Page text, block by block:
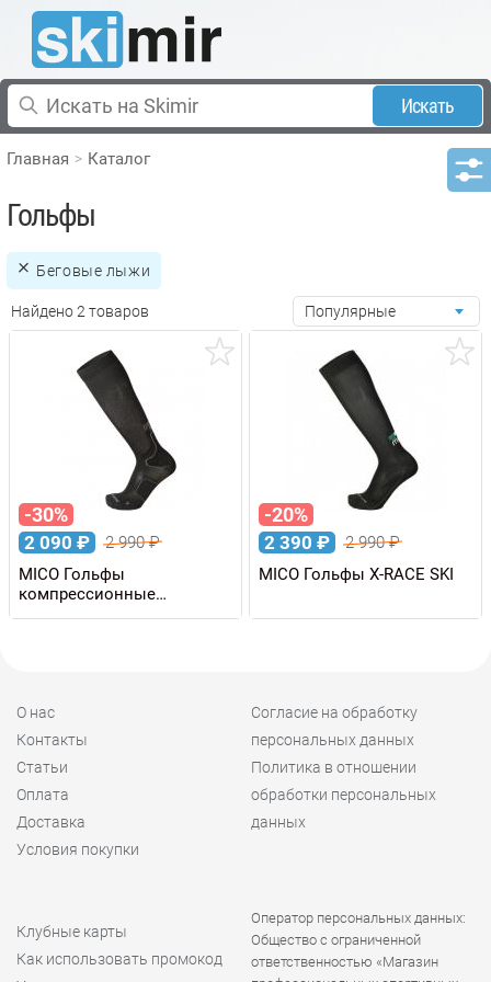
Искать
Главная Каталог
Гольфы
Беговые лыжи
Найдено 2 товаров Популярные
-30%
2 090 ₽ 2 990₽
MICO Гольфы
компрессионные
COMPRESSION OXI-JET
-20%
2 390 ₽ 2 990₽
MICO Гольфы X-RACE SKI
О нас
Контакты
Статьи
Оплата
Доставка
Условия покупки
Согласие на обработку
персональных данных
Политика в отношении
обработки персональных
данных
Клубные карты
Как использовать промокод
Оператор персональных данных:
Общество с ограниченной
ответственностью «Магазин